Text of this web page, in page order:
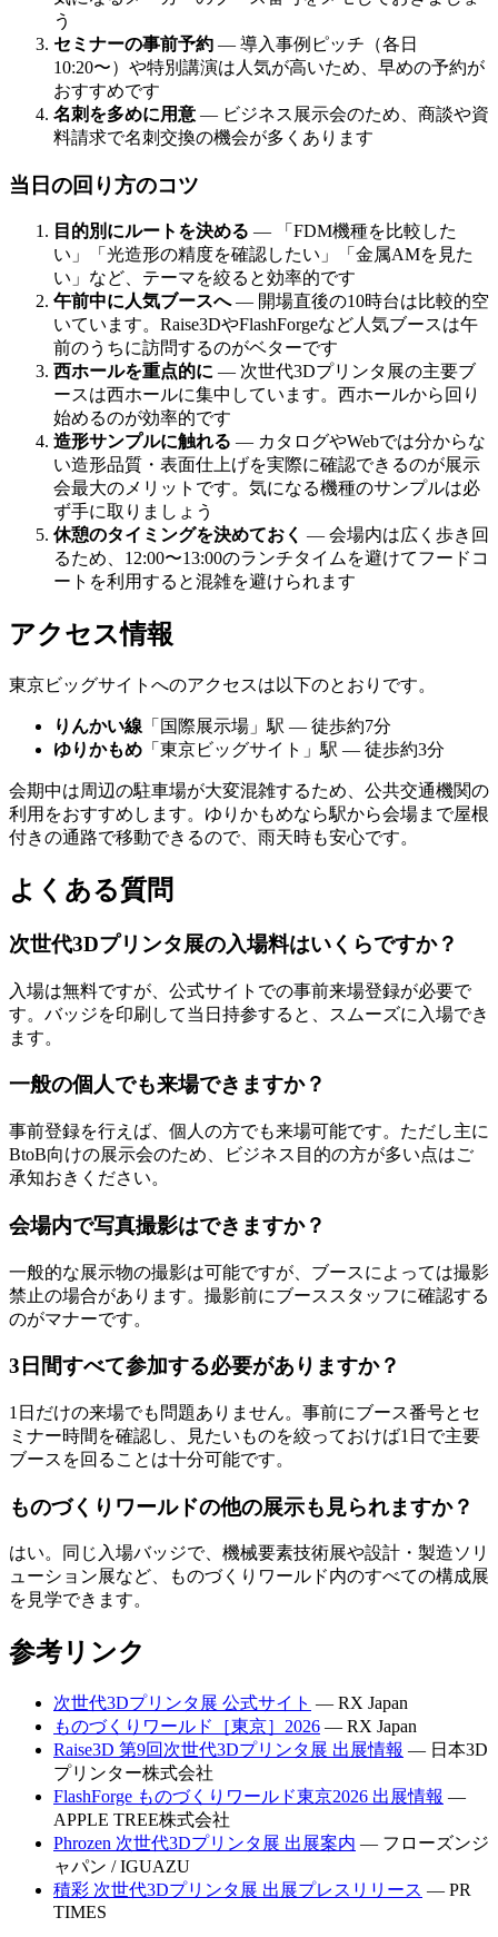
う
セミナーの事前予約 — 導入事例ピッチ（各日
10:20〜）や特別講演は人気が高いため、早めの予約が
おすすめです
名刺を多めに用意 — ビジネス展示会のため、商談や資
料請求で名刺交換の機会が多くあります
当日の回り方のコツ
目的別にルートを決める — 「FDM機種を比較した
い」「光造形の精度を確認したい」「金属AMを見た
い」など、テーマを絞ると効率的です
午前中に人気ブースへ— 開場直後の10時台は比較的空
いています。Raise3DやFlashForgeなど人気ブースは午
前のうちに訪問するのがベターです
西ホールを重点的に — 次世代3Dプリンタ展の主要ブ
ースは西ホールに集中しています。西ホールから回り
始めるのが効率的です
造形サンプルに触れる — カタログやWebでは分からな
い造形品質・表面仕上げを実際に確認できるのが展示
会最大のメリットです。気になる機種のサンプルは必
ず手に取りましょう
休憩のタイミングを決めておく — 会場内は広く歩き回
るため、12:00〜13:00のランチタイムを避けてフードコ
ートを利用すると混雑を避けられます
アクセス情報
東京ビッグサイトへのアクセスは以下のとおりです。
りんかい線 「国際展示場」駅 — 徒歩約7分
ゆりかもめ 「東京ビッグサイト」駅 — 徒歩約3分
会期中は周辺の駐車場が大変混雑するため、公共交通機関の
利用をおすすめします。ゆりかもめなら駅から会場まで屋根
付きの通路で移動できるので、雨天時も安心です。
よくある質問
次世代3Dプリンタ展の入場料はいくらですか？
入場は無料ですが、公式サイトでの事前来場登録が必要で
す。バッジを印刷して当日持参すると、スムーズに入場でき
ます。
一般の個人でも来場できますか？
事前登録を行えば、個人の方でも来場可能です。ただし主に
BtoB向けの展示会のため、ビジネス目的の方が多い点はご
承知おきください。
会場内で写真撮影はできますか？
一般的な展示物の撮影は可能ですが、ブースによっては撮影
禁止の場合があります。撮影前にブーススタッフに確認する
のがマナーです。
3日間すべて参加する必要がありますか？
1日だけの来場でも問題ありません。事前にブース番号とセ
ミナー時間を確認し、見たいものを絞っておけば1日で主要
ブースを回ることは十分可能です。
ものづくりワールドの他の展示も見られますか？
はい。同じ入場バッジで、機械要素技術展や設計・製造ソリ
ューション展など、ものづくりワールド内のすべての構成展
を見学できます。
参考リンク
次世代3Dプリンタ展 公式サイト — RX Japan
ものづくりワールド［東京］2026 — RX Japan
Raise3D 第9回次世代3Dプリンタ展 出展情報 — 日本3D
プリンター株式会社
FlashForge ものづくりワールド東京2026 出展情報 —
APPLE TREE株式会社
Phrozen 次世代3Dプリンタ展 出展案内 — フローズンジ
ャパン / IGUAZU
積彩 次世代3Dプリンタ展 出展プレスリリース — PR
TIMES